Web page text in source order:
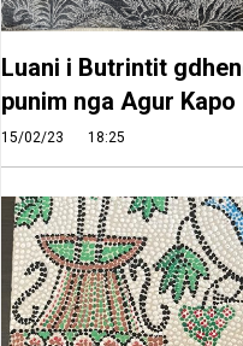
Luani i Butrintit
punim nga Agur Kapo
15/02/23 18:25